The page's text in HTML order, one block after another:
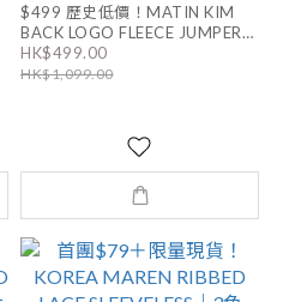
$499 歷史低價！MATIN KIM
BACK LOGO FLEECE JUMPER
｜男女同款
HK$499.00
HK$1,099.00